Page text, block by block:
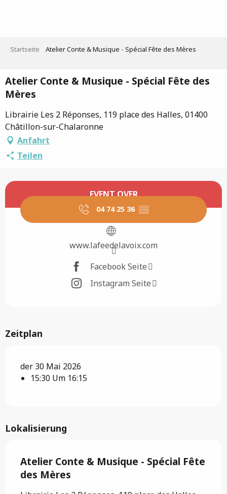
Startseite Atelier Conte & Musique - Spécial Fête des Mères
Atelier Conte & Musique - Spécial Fête des
Mères
Librairie Les 2 Réponses, 119 place des Halles, 01400
Châtillon-sur-Chalaronne
Anfahrt
Teilen
Öffnungszeiten & Kontaktdaten
EVENT OVER
04 74 25 36 ▒▒
www.lafeedelavoix.com
Facebook Seite
Instagram Seite
Zeitplan
der 30 Mai 2026
15:30 Um 16:15
Lokalisierung
Atelier Conte & Musique - Spécial Fête
des Mères